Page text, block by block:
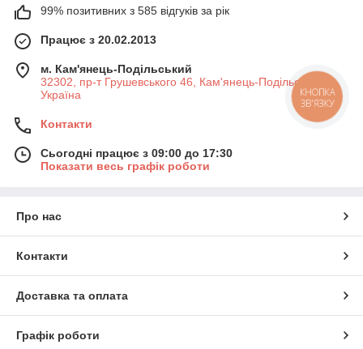
99% позитивних з 585 відгуків за рік
Працює з 20.02.2013
м. Кам'янець-Подільський
32302, пр-т Грушевського 46, Кам'янець-Подільський,
Україна
Контакти
Сьогодні працює з 09:00 до 17:30
Показати весь графік роботи
Про нас
Контакти
Доставка та оплата
Графік роботи
КНОПКА
ЗВ'ЯЗКУ